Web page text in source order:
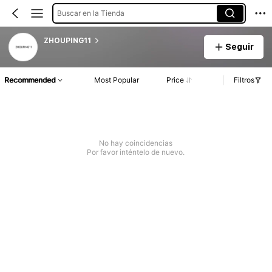
Buscar en la Tienda
ZHOUPING11
Seguir
Recommended Most Popular Price Filtros
No hay coincidencias
Por favor inténtelo de nuevo.